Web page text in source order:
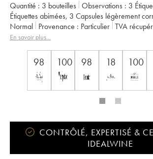
Quantité : 3 bouteilles Observations : 3
Étiquettes abimées, 3 Capsules légèrement
Normal
Provenance : particulier TVA
Région :
Bordeaux
Propriétaire :
SC du Ch. Léoville Las Cases
En savoir plus...
98 100 98 18 100
CONTRÔLÉ, EXPERTISÉ &
IDEALWINE